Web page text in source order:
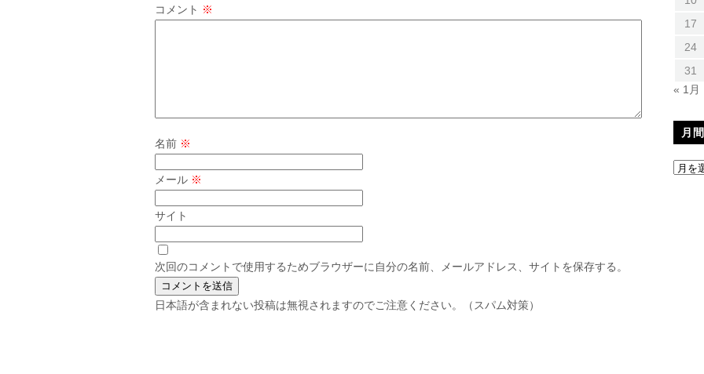
コメント ※
名前 ※
メール ※
サイト
次回のコメントで使用するためブラウザーに自分の名前、メールアドレス、サイトを保存する。
日本語が含まれない投稿は無視されますのでご注意ください。（スパム対策）
17
24
31
« 1月
月